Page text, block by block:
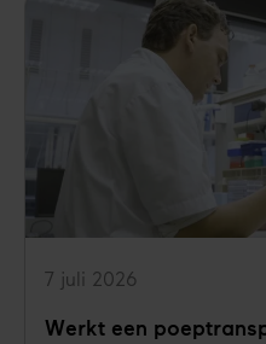
voor
met
diabetes
Werkt een
7 juli 2026